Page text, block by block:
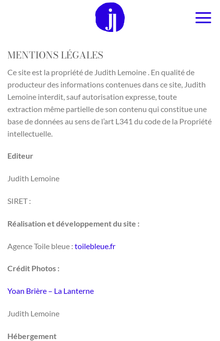
MENTIONS LÉGALES
Ce site est la propriété de Judith Lemoine . En qualité de
producteur des informations contenues dans ce site, Judith
Lemoine interdit, sauf autorisation expresse, toute
extraction même partielle de son contenu qui constitue une
base de données au sens de l’art L341 du code de la Propriété
intellectuelle.
Editeur
Judith Lemoine
SIRET :
Réalisation et développement du site :
Agence Toile bleue : toilebleue.fr
Crédit Photos :
Yoan Brière – La Lanterne
Judith Lemoine
Hébergement